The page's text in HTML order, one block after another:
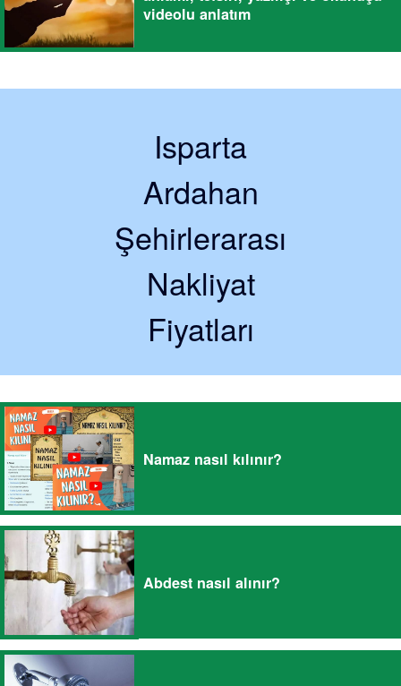
videolu anlatım
Isparta
Ardahan
Şehirlerarası
Nakliyat
Fiyatları
Namaz nasıl kılınır?
Abdest nasıl alınır?